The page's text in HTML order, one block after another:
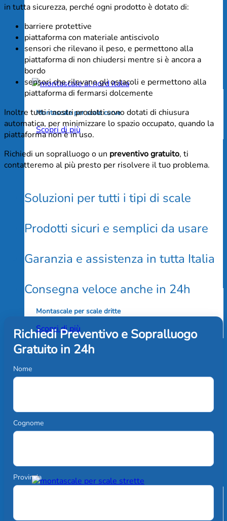
Montascale per scale curve
Scopri di più
Montascale per scale dritte
Scopri di più
in tutta sicurezza, perché ogni prodotto è dotato di:
barriere protettive
piattaforma con materiale antiscivolo
sensori che rilevano il peso, e permettono alla
piattaforma di non chiudersi mentre si è ancora a
bordo
sensori che rilevano gli ostacoli e permettono alla
piattaforma di fermarsi dolcemente
Inoltre tutti i nostri prodotti sono dotati di chiusura
automatica, per minimizzare lo spazio occupato, quando la
piattaforma non è in uso.
Richiedi un sopralluogo o un preventivo gratuito, ti
contatteremo al più presto per risolvere il tuo problema.
Soluzioni per tutti i tipi di scale
Prodotti sicuri e semplici da usare
Garanzia e assistenza in tutta Italia
Consegna veloce anche in 24h
Richiedi Preventivo e Sopralluogo
Gratuito in 24h
Nome
Cognome
Provincia